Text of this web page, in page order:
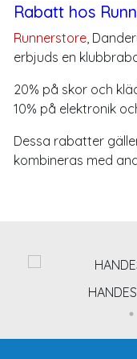
Rabatt hos
Runnerstore ,
erbjuds en
20% på skor och
10% på elektronik
Dessa rabatter
kombineras med